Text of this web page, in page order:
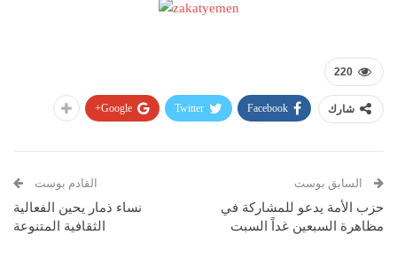
220
شارك Facebook
Twitter
Google+
السابق بوست
حزب الأمة يدعو للمشاركة في
مظاهرة السبعين غداً السبت
القادم بوست
نساء ذمار يحين الفعالية
الثقافية المتنوعة